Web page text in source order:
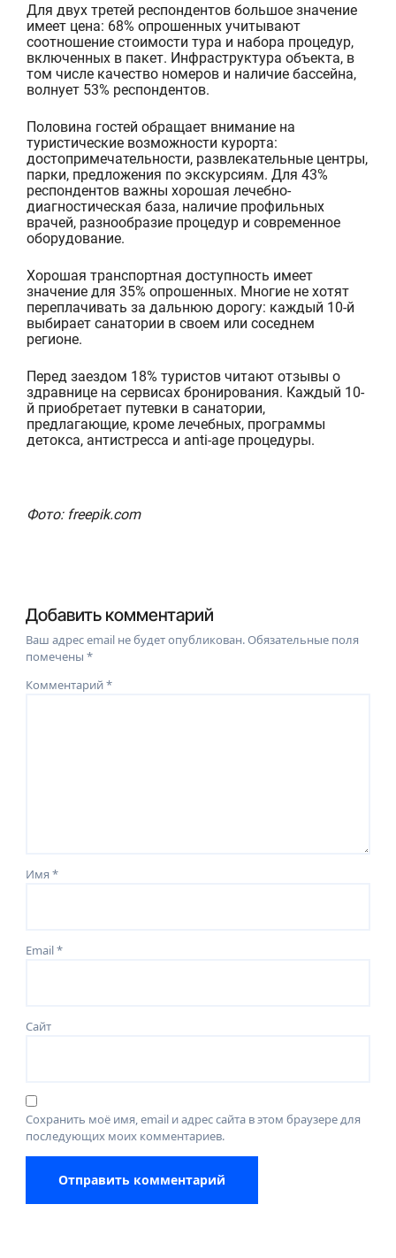
Для двух третей респондентов большое значение
имеет цена: 68% опрошенных учитывают
соотношение стоимости тура и набора процедур,
включенных в пакет. Инфраструктура объекта, в
том числе качество номеров и наличие бассейна,
волнует 53% респондентов.
Половина гостей обращает внимание на
туристические возможности курорта:
достопримечательности, развлекательные центры,
парки, предложения по экскурсиям. Для 43%
респондентов важны хорошая лечебно-
диагностическая база, наличие профильных
врачей, разнообразие процедур и современное
оборудование.
Хорошая транспортная доступность имеет
значение для 35% опрошенных. Многие не хотят
переплачивать за дальнюю дорогу: каждый 10-й
выбирает санатории в своем или соседнем
регионе.
Перед заездом 18% туристов читают отзывы о
здравнице на сервисах бронирования. Каждый 10-
й приобретает путевки в санатории,
предлагающие, кроме лечебных, программы
детокса, антистресса и anti-ageпроцедуры.
Фото: freepik.com
Добавить комментарий
Ваш адрес email не будет опубликован.Обязательные поля
помечены*
Комментарий*
Имя*
Email*
Сайт
Сохранить моё имя, email и адрес сайта в этом браузере для
последующих моих комментариев.